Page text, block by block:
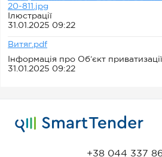
20-811.jpg
Ілюстрації
31.01.2025 09:22
Витяг.pdf
Інформація про Об’єкт приватизації
31.01.2025 09:22
+38 044 337